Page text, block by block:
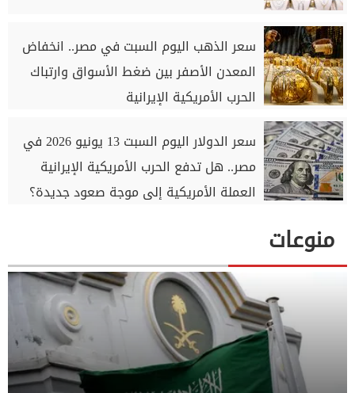
سعر الذهب اليوم السبت في مصر.. انخفاض
المعدن الأصفر بين ضغط الأسواق وارتباك
الحرب الأمريكية الإيرانية
سعر الدولار اليوم السبت 13 يونيو 2026 في
مصر.. هل تدفع الحرب الأمريكية الإيرانية
العملة الأمريكية إلى موجة صعود جديدة؟
منوعات